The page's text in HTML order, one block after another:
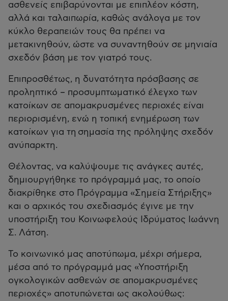
ασθενείς επιβαρύνονται με επιπλέον κόστη,
αλλά και ταλαιπωρία, καθώς ανάλογα με τον
κύκλο θεραπειών τους θα πρέπει να
μετακινηθούν, ώστε να συναντηθούν σε μηνιαία
σχεδόν βάση με τον γιατρό τους.
Επιπροσθέτως, η δυνατότητα πρόσβασης σε
προληπτικό – προσυμπτωματικό έλεγχο των
κατοίκων σε απομακρυσμένες περιοχές είναι
περιορισμένη, ενώ η τοπική ενημέρωση των
κατοίκων για τη σημασία της πρόληψης σχεδόν
ανύπαρκτη.
Θέλοντας, να καλύψουμε τις ανάγκες αυτές,
δημιουργήθηκε το πρόγραμμά μας, το οποίο
διακρίθηκε στο Πρόγραμμα «Σημεία Στήριξης»
και ο αρχικός του σχεδιασμός έγινε με την
υποστήριξη του Κοινωφελούς Ιδρύματος Ιωάννη
Σ. Λάτση.
Το κοινωνικό μας αποτύπωμα, μέχρι σήμερα,
μέσα από το πρόγραμμά μας «Υποστήριξη
ογκολογικών ασθενών σε απομακρυσμένες
περιοχές» αποτυπώνεται ως ακολούθως: